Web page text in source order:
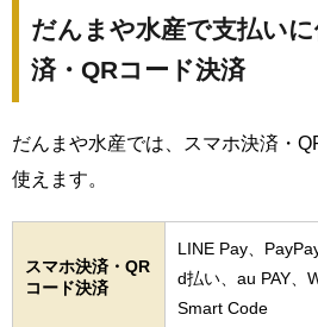
だんまや水産で支払い
済・QRコード決済
だんまや水産では、スマホ決済・
使えます。
スマホ決済・QR
コード決済
LINE Pay、
d払い、au PAY、
Smart Code